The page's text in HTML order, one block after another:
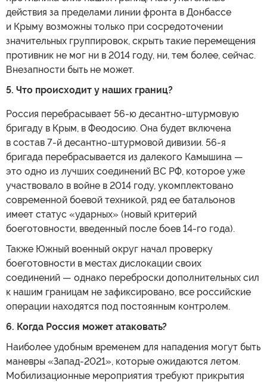
действия за пределами линии фронта в Донбассе
и Крыму возможны только при сосредоточении
значительных группировок, скрыть такие перемещения
противник не мог ни в 2014 году, ни, тем более, сейчас.
Внезапности быть не может.
5. Что происходит у наших границ?
Россия перебрасывает 56-ю десантно-штурмовую
бригаду в Крым, в Феодосию. Она будет включена
в состав 7-й десантно-штурмовой дивизии. 56-я
бригада перебрасывается из далекого Камышина —
это одно из лучших соединений ВС РФ, которое уже
участвовало в войне в 2014 году, укомплектовано
современной боевой техникой, ряд ее батальонов
имеет статус «ударных» (новый критерий
боеготовности, введенный после боев 14-го года).
Также Южный военный округ начал проверку
боеготовности в местах дислокации своих
соединений — однако переброски дополнительных сил
к нашим границам не зафиксировано, все российские
операции находятся под постоянным контролем.
6. Когда Россия может атаковать?
Наиболее удобным временем для нападения могут быть
маневры «Запад-2021», которые ожидаются летом.
Мобилизационные мероприятия требуют прикрытия